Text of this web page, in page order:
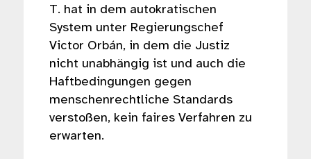
T. hat in dem autokratischen
System unter Regierungschef
Victor Orbán, in dem die Justiz
nicht unabhängig ist und auch die
Haftbedingungen gegen
menschenrechtliche Standards
verstoßen, kein faires Verfahren zu
erwarten.